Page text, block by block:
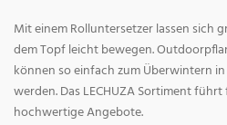
Mit einem Rolluntersetzer lassen sich
dem Topf leicht bewegen.
können so einfach zum Überwintern
werden. Das LECHUZA Sortiment
hochwertige Angebote.